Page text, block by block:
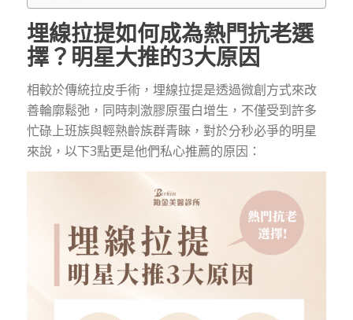
埋線拉提如何成為熱門抗老選
擇？明星大推的3大原因
相較於傳統拉皮手術，埋線拉提是透過微創方式來改
善輪廓鬆弛，同時刺激膠原蛋白增生，不僅受到許多
忙碌上班族與輕熟齡族群青睞，對於分秒必爭的明星
來說，以下3點更是他們私心推薦的原因：